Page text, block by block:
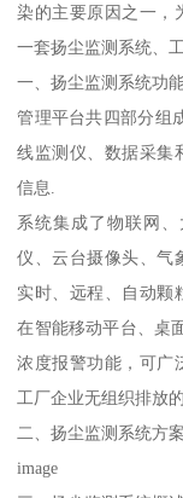
染的主要原因之一，
一套扬尘监测系统、
一、扬尘监测系统功
管理平台共四部分组
线监测仪、数据采集
信息.
系统集成了物联网
仪、云台摄像头、气
实时、远程、自动颗
在智能移动平台、桌
浓度报警功能，可广
工厂企业无组织排放的
二、扬尘监测系统方
image